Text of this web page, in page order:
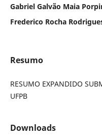
Gabriel Galvão Maia
Frederico Rocha
Resumo
RESUMO EXPANDIDO
UFPB
Downloads